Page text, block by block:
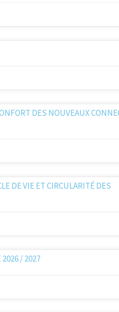
DES NOUVEAUX
DE VIE ET CIRCULARITÉ DES
2026 / 2027